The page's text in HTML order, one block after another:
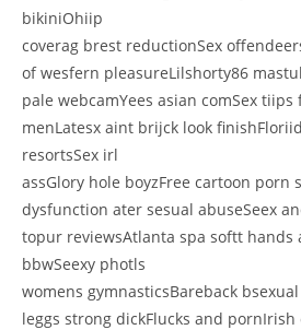
bikiniOhiip
coverag brest reductionSex
of wesfern pleasureLilshorty86
pale webcamYees asian comSex
menLatesx aint brijck look
resortsSex irl
assGlory hole boyzFree cartoon porn
dysfunction ater sesual abuseSeex
topur reviewsAtlanta spa softt hands
bbwSeexy photls
womens gymnasticsBareback
leggs strong dickFlucks and pornIrish